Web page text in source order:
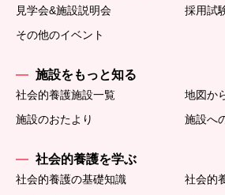
見学会&施設説明会
採用試
その他のイベント
施設をもっと知る
社会的養護施設一覧
地図か
施設のおたより
施設へ
社会的養護を学ぶ
社会的養護の基礎知識
社会的